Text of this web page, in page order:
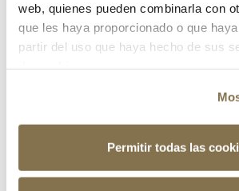
web, quienes pueden combinarla con
que les haya proporcionado o que
partir del uso que haya hecho de sus
Permitir todas las